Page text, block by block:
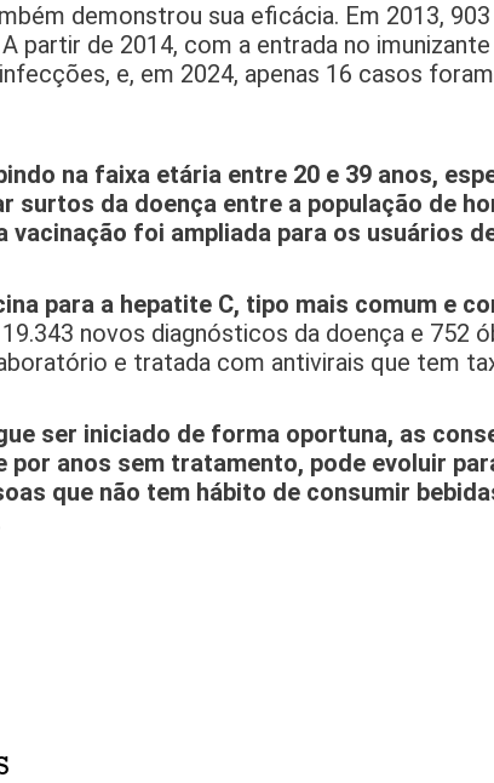
demonstrou sua eficácia. Em 2013,
partir de 2014, com a entrada no
e, em 2024, apenas 16 casos
na faixa etária entre 20 e 39 anos,
surtos da doença entre a população de
vacinação foi ampliada para os usuários
para a hepatite C, tipo mais comum e
novos diagnósticos da doença e 752
e tratada com antivirais que tem
ser iniciado de forma oportuna, as
por anos sem tratamento, pode evoluir
que não tem hábito de consumir